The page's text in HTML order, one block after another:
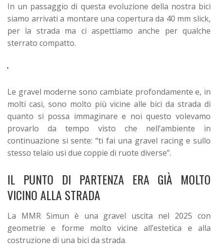
In un passaggio di questa evoluzione della nostra bici
siamo arrivati a montare una copertura da 40 mm slick,
per la strada ma ci aspettiamo anche per qualche
sterrato compatto.
Le gravel moderne sono cambiate profondamente e, in
molti casi, sono molto più vicine alle bici da strada di
quanto si possa immaginare e noi questo volevamo
provarlo da tempo visto che nell’ambiente in
continuazione si sente: “ti fai una gravel racing e sullo
stesso telaio usi due coppie di ruote diverse”.
IL PUNTO DI PARTENZA ERA GIÀ MOLTO
VICINO ALLA STRADA
La MMR Simun è una gravel uscita nel 2025 con
geometrie e forme molto vicine all’estetica e alla
costruzione di una bici da strada.